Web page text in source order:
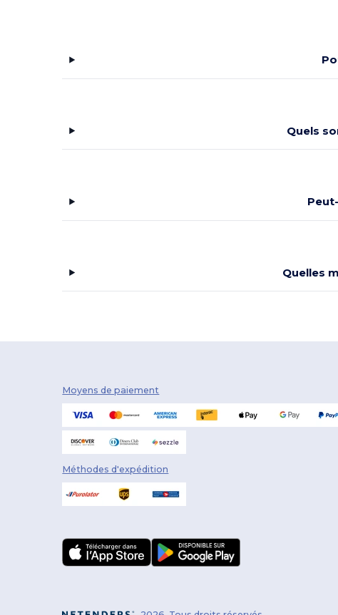
Quels
Quelles
Moyens de paiement
Méthodes d'expédition